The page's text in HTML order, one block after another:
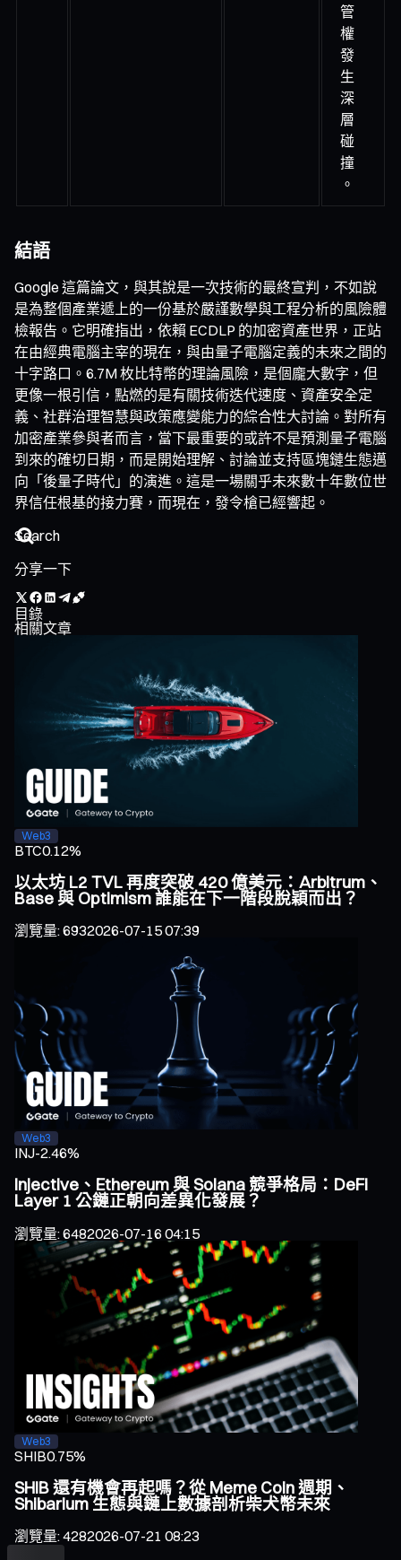
管
權
發
生
深
層
碰
撞
。
結語
Google 這篇論文，與其說是一次技術的最終宣判，不如說
是為整個產業遞上的一份基於嚴謹數學與工程分析的風險體
檢報告。它明確指出，依賴 ECDLP 的加密資產世界，正站
在由經典電腦主宰的現在，與由量子電腦定義的未來之間的
十字路口。6.7M 枚比特幣的理論風險，是個龐大數字，但
更像一根引信，點燃的是有關技術迭代速度、資產安全定
義、社群治理智慧與政策應變能力的綜合性大討論。對所有
加密產業參與者而言，當下最重要的或許不是預測量子電腦
到來的確切日期，而是開始理解、討論並支持區塊鏈生態邁
向「後量子時代」的演進。這是一場關乎未來數十年數位世
界信任根基的接力賽，而現在，發令槍已經響起。
分享一下
目錄
相關文章
Web3
BTC0.12%
以太坊 L2 TVL 再度突破 420 億美元：Arbitrum、
Base 與 Optimism 誰能在下一階段脫穎而出？
瀏覽量:6932026-07-15 07:39
Web3
INJ-2.46%
Injective、Ethereum 與 Solana 競爭格局：DeFi
Layer 1 公鏈正朝向差異化發展？
瀏覽量:6482026-07-16 04:15
Web3
SHIB0.75%
SHIB 還有機會再起嗎？從 Meme Coin 週期、
Shibarium 生態與鏈上數據剖析柴犬幣未來
瀏覽量:4282026-07-21 08:23